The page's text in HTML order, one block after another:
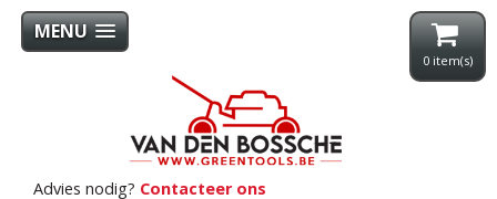
MENU
0 item(s)
Advies nodig? Contacteer ons